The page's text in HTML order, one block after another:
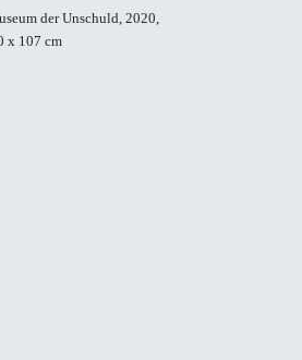
der Unschuld, 2020,
x 107 cm